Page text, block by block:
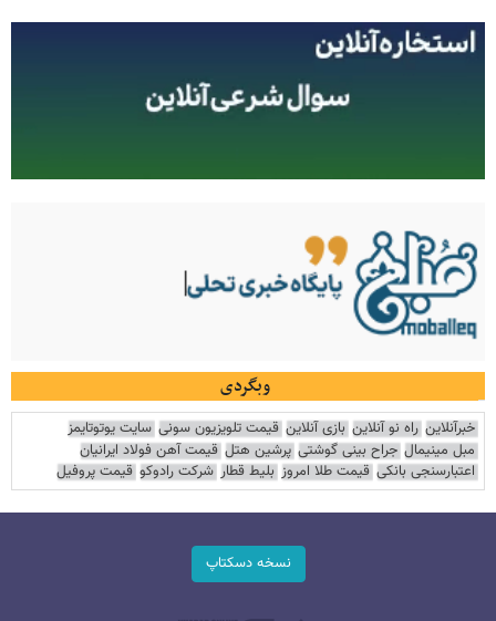
وبگردی
خبرآنلاین راه نو آنلاین بازی آنلاین قیمت تلویزیون سونی سایت یوتوتایمز
مبل مینیمال جراح بینی گوشتی پرشین هتل قیمت آهن فولاد ایرانیان
اعتبارسنجی بانکی قیمت طلا امروز بلیط قطار شرکت رادوکو قیمت پروفیل
نسخه دسکتاپ